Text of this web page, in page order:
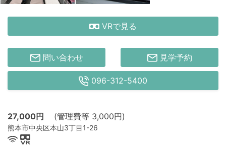
VRで見る
問い合わせ 見学予約
096-312-5400
27,000円 (管理費等 3,000円)
熊本市中央区本山3丁目1-26